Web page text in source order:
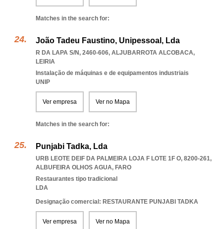
Matches in the search for:
João Tadeu Faustino, Unipessoal, Lda
R DA LAPA S/N, 2460-606, ALJUBARROTA ALCOBACA,
LEIRIA
Instalação de máquinas e de equipamentos industriais
UNIP
Ver empresa Ver no Mapa
Matches in the search for:
Punjabi Tadka, Lda
URB LEOTE DEIF DA PALMEIRA LOJA F LOTE 1F O, 8200-261,
ALBUFEIRA OLHOS AGUA, FARO
Restaurantes tipo tradicional
LDA
Designação comercial: RESTAURANTE PUNJABI TADKA
Ver empresa Ver no Mapa